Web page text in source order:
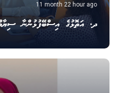
11 month 22 hour ago
ދ. އަތޮޅުގެ އިސްބޭފުޅުންނާ